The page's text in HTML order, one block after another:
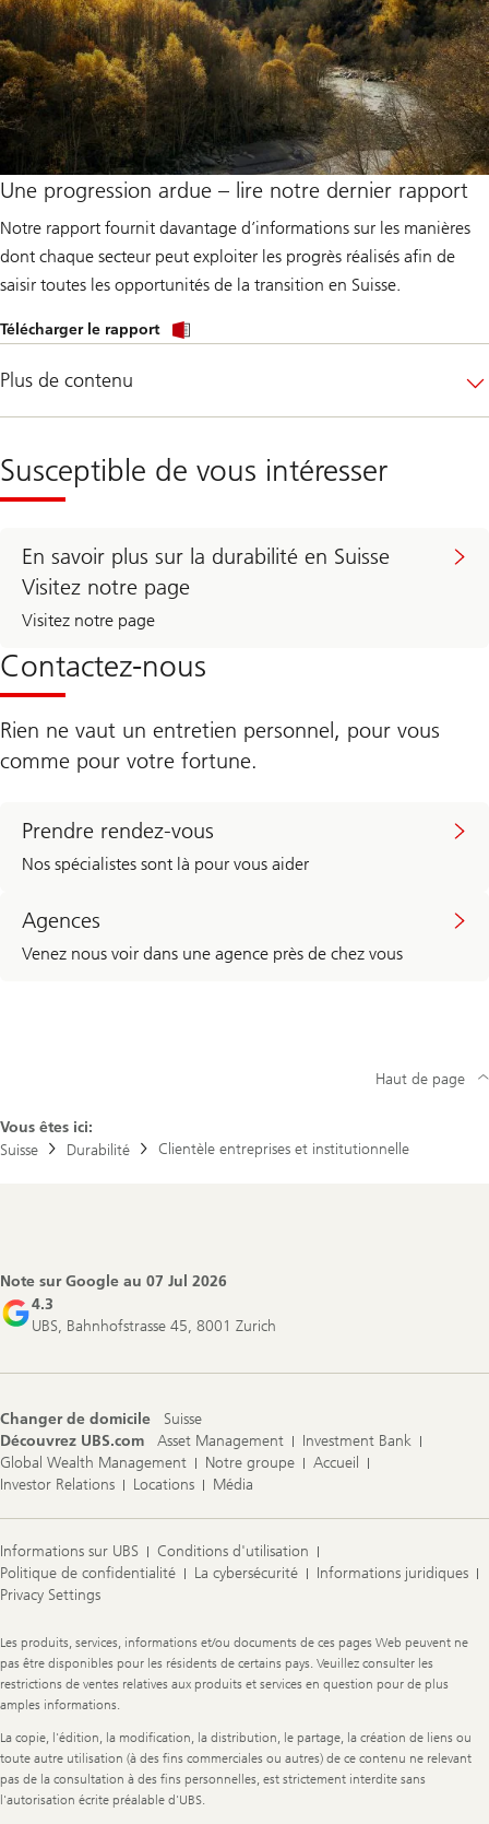
a
g
e
U
B
S
R
e
n
o
v
a
i
o
n
S
Une progression ardue – lire notre dernier rapport
Notre rapport fournit davantage d’informations sur les manières
dont chaque secteur peut exploiter les progrès réalisés afin de
saisir toutes les opportunités de la transition en Suisse.
Télécharger le rapport
i
g
e
R
e
i
S
e
r
e
Plus de contenu
Susceptible de vous intéresser
En savoir plus sur la durabilité en Suisse
Visitez notre page
Visitez notre page
Contactez-nous
Rien ne vaut un entretien personnel, pour vous
comme pour votre fortune.
Prendre rendez-vous
Nos spécialistes sont là pour vous aider
Agences
Venez nous voir dans une agence près de chez vous
Vous êtes ici:
Suisse
Durabilité Clientèle entreprises et institutionnelle
Haut de page
Note sur Google au 07 Jul 2026
4.3
UBS, Bahnhofstrasse 45, 8001 Zurich
Changer de domicile
Suisse
Découvrez UBS.com
Asset Management
Investment Bank
Global Wealth Management
Notre groupe
Accueil
Investor Relations
Locations Média
Informations sur UBS
Conditions d'utilisation
Politique de confidentialité
La cybersécurité
Informations juridiques
Privacy Settings
Legal
Information
Les produits, services, informations et/ou documents de ces pages Web peuvent ne
pas être disponibles pour les résidents de certains pays. Veuillez consulter les
restrictions de ventes relatives aux produits et services en question pour de plus
amples informations.
La copie, l'édition, la modification, la distribution, le partage, la création de liens ou
toute autre utilisation (à des fins commerciales ou autres) de ce contenu ne relevant
pas de la consultation à des fins personnelles, est strictement interdite sans
l'autorisation écrite préalable d'UBS.